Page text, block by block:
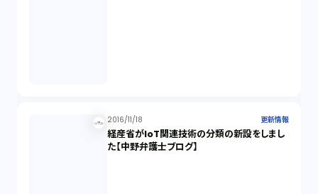
2016/11/18 更新情報
経産省がIoT関連技術の分類の新設をしまし
た【中野弁護士ブログ】